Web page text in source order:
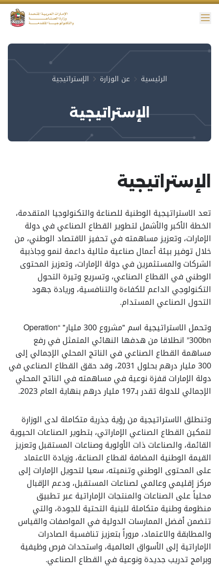
الوصول
الرئيسية عن الوزارة الإستراتيجية
الإستراتيجية
الإستراتيجية
تعد الاستراتيجية الوطنية للصناعة والتكنولوجيا المتقدمة،
الخطة الأكبر والأشمل لتطوير القطاع الصناعي في دولة
الإمارات، وتعزيز مساهمته في تحفيز الاقتصاد الوطني، من
خلال توفير بيئة أعمال صناعية مثالية داعمة لنمو وجاذبية
الشركات والمستثمرين في دولة الإمارات، وتعزيز المحتوى
الوطني في القطاع الصناعي، وتسريع وتيرة التحول
التكنولوجي الداعم للكفاءة والتنافسية، وريادة جهود
التحول الصناعي المستدام.
وتحمل الاستراتيجية اسم "مشروع 300 مليار" “Operation
300bn” انطلاقا من هدفها النهائي المتمثل في رفع
مساهمة القطاع الصناعي في الناتج المحلي الإجمالي إلى
300 مليار درهم بحلول 2031، وقد حقق القطاع الصناعي في
دولة الإمارات قفزة نوعية في مساهمته في الناتج المحلي
الإجمالي للدولة تقدر بـ197 مليار درهم بنهاية العام 2023.
وتنطلق الاستراتيجية من رؤية جذرية متكاملة لدى الوزارة
لتمكين القطاع الصناعي الإماراتي، بتطوير الصناعات الحيوية
القائمة، والصناعات ذات الأولوية وصناعات المستقبل وتعزيز
القيمة الوطنية المضافة لقطاع الصناعة، وزيادة الاعتماد
على المحتوى الوطني وتنميته، سعيا لتحويل الإمارات إلى
مركز إقليمي وعالمي لصناعات المستقبل، ودعم الإقبال
محلياً على الصناعات والمنتجات الإماراتية عبر تطبيق
منظومة وطنية متكاملة للبنية التحتية للجودة، والتي
تتضمن أفضل الممارسات الدولية في المواصفات والقياس
والمطابقة والاعتماد، مروراً بتعزيز تنافسية الصادرات
الإماراتية إلى الأسواق العالمية، واستحداث فرص وظيفية
وبرامج تدريب جديدة ونوعية في القطاع الصناعي.